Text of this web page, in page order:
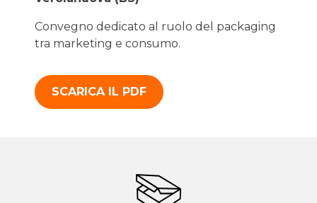
Convegno dedicato al ruolo del packaging
tra marketing e consumo.
SCARICA IL PDF